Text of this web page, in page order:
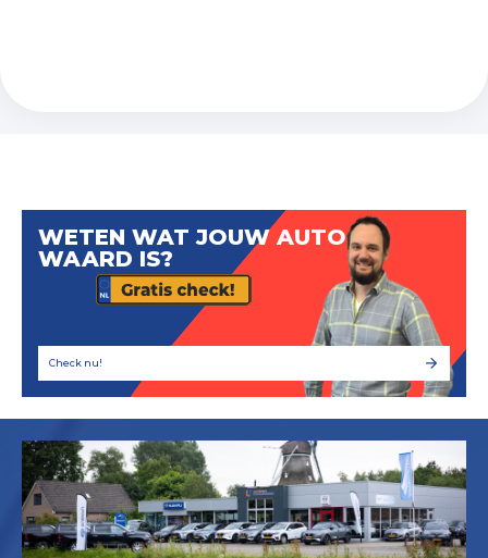
WETEN WAT JOUW AUTO
WAARD IS?
Check nu!